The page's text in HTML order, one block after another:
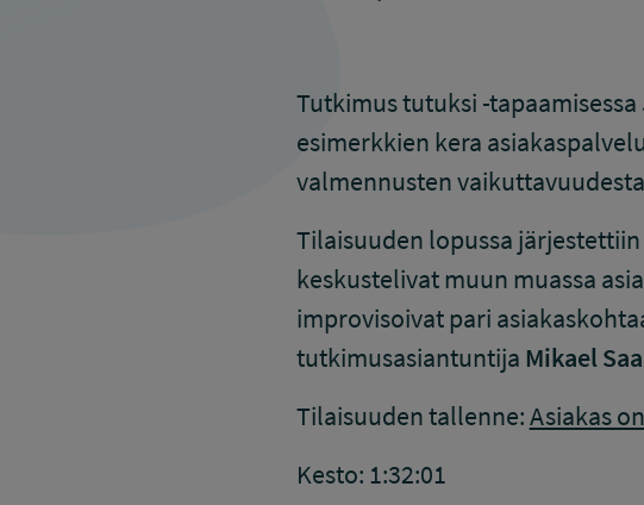
Tutkimus tutuksi -
esimerkkien kera
valmennusten
Tilaisuuden lopussa
keskustelivat muun muassa
improvisoivat pari
tutkimusasiantuntija Mikael
Tilaisuuden tallenne:Asiakas
Kesto: 1:32:01